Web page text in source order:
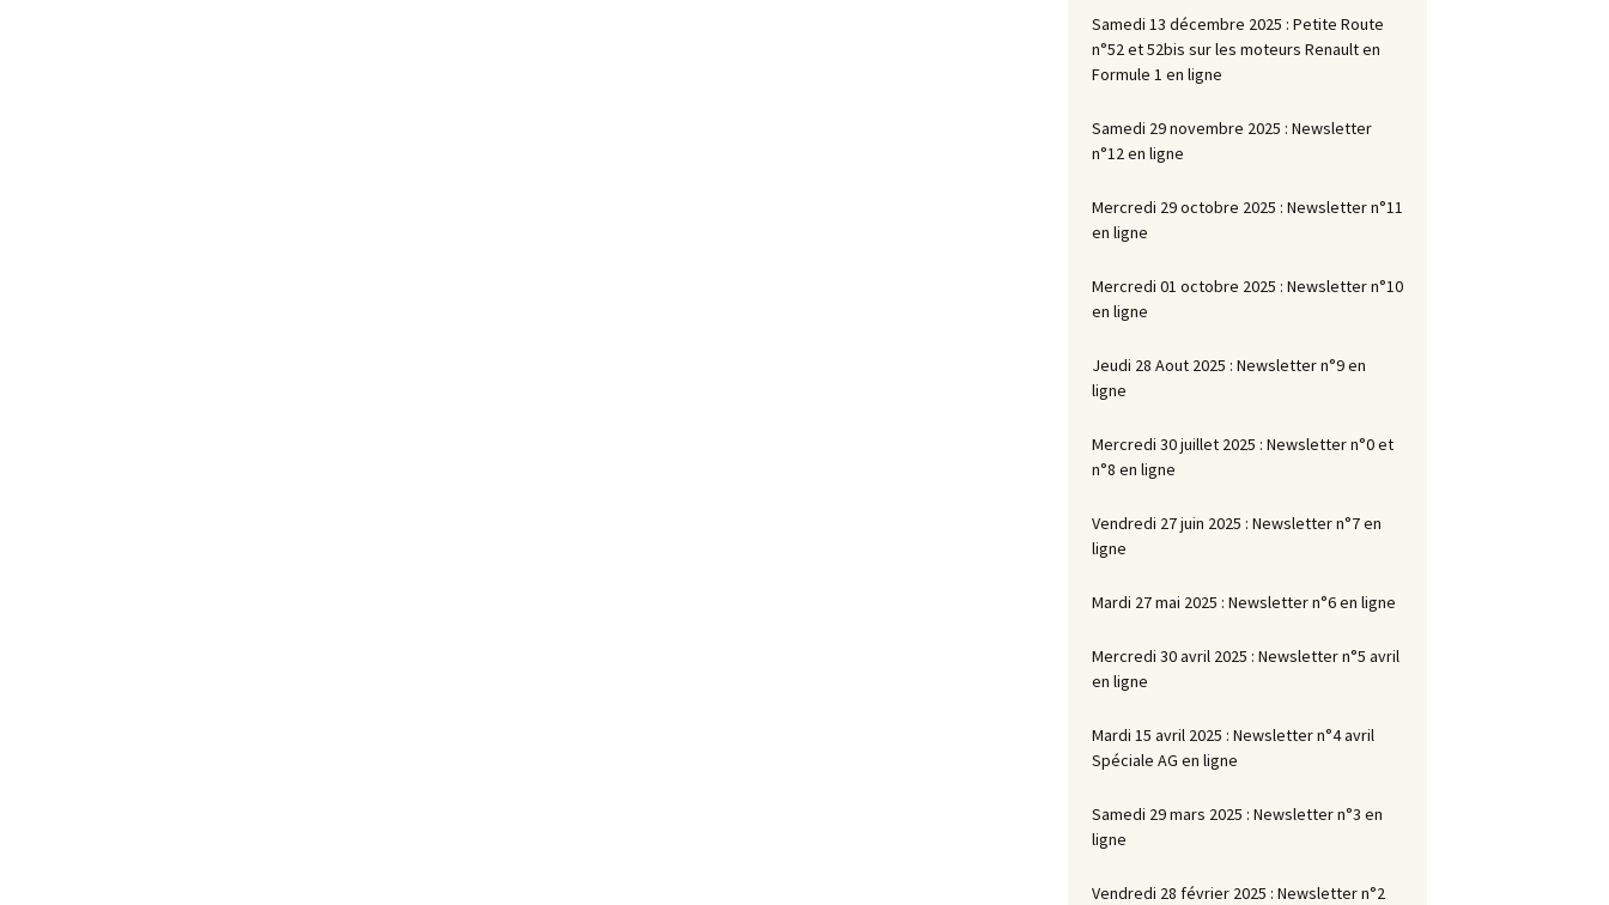
Samedi 13 décembre 2025 : Petite Route
n°52 et 52bis sur les moteurs Renault en
Formule 1 en ligne
Samedi 29 novembre 2025 : Newsletter
n°12 en ligne
Mercredi 29 octobre 2025 : Newsletter n°11
en ligne
Mercredi 01 octobre 2025 : Newsletter n°10
en ligne
Jeudi 28 Aout 2025 : Newsletter n°9 en
ligne
Mercredi 30 juillet 2025 : Newsletter n°0 et
n°8 en ligne
Vendredi 27 juin 2025 : Newsletter n°7 en
ligne
Mardi 27 mai 2025 : Newsletter n°6 en ligne
Mercredi 30 avril 2025 : Newsletter n°5 avril
en ligne
Mardi 15 avril 2025 : Newsletter n°4 avril
Spéciale AG en ligne
Samedi 29 mars 2025 : Newsletter n°3 en
ligne
Vendredi 28 février 2025 : Newsletter n°2